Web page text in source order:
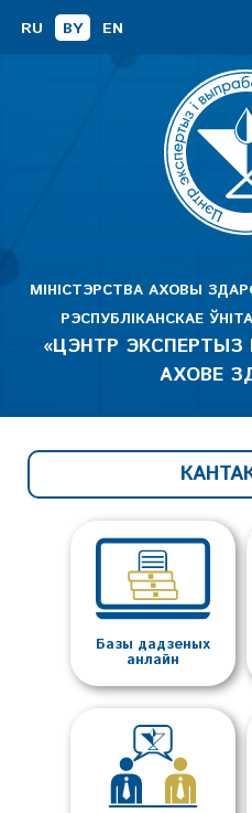
RU BY EN
МІНІСТЭРСТВА АХОВЫ
РЭСПУБЛІКАНСКАЕ
«ЦЭНТР ЭКСПЕРТЫЗ
АХОВЕ
Базы дадзеных
анлайн